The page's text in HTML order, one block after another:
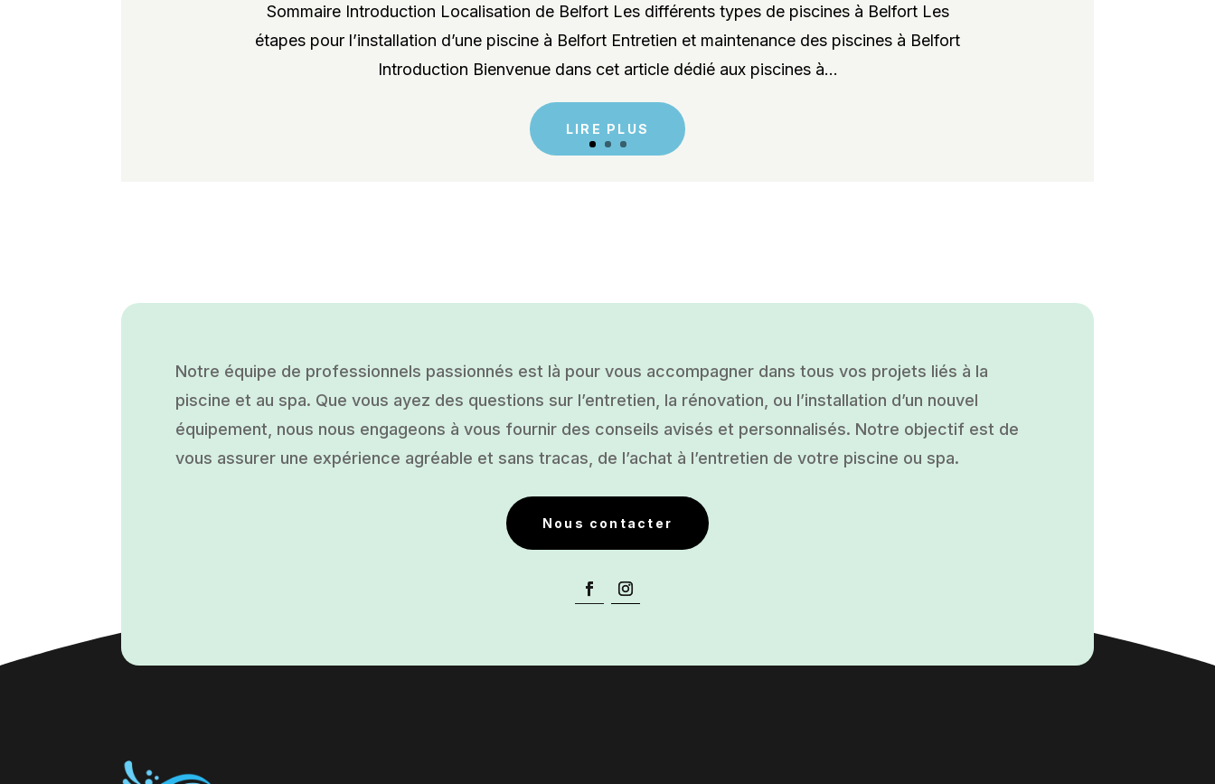
Sommaire Introduction Localisation de Belfort Les différents types de piscines à Belfort Les
étapes pour l’installation d’une piscine à Belfort Entretien et maintenance des piscines à Belfort
Introduction Bienvenue dans cet article dédié aux piscines à...
LIRE PLUS
Notre équipe de professionnels passionnés est là pour vous accompagner dans tous vos projets liés à la
piscine et au spa. Que vous ayez des questions sur l’entretien, la rénovation, ou l’installation d’un nouvel
équipement, nous nous engageons à vous fournir des conseils avisés et personnalisés. Notre objectif est de
vous assurer une expérience agréable et sans tracas, de l’achat à l’entretien de votre piscine ou spa.
Nous contacter